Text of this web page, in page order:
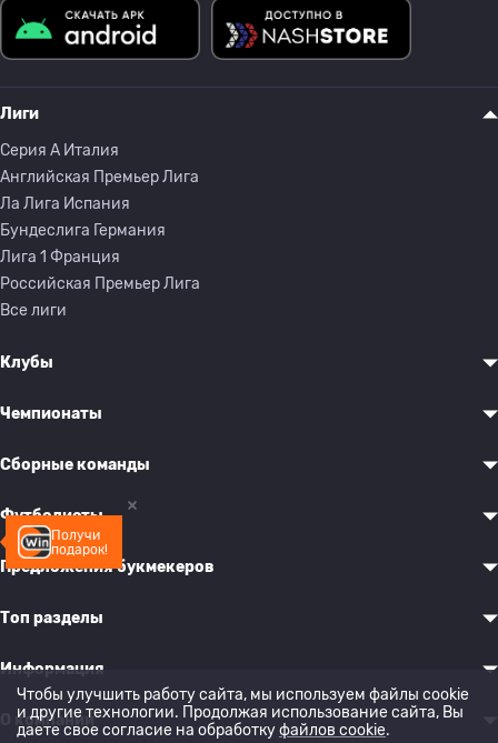
Получи
подарок!
Лиги
Серия A Италия
Английская Премьер Лига
Ла Лига Испания
Бундеслига Германия
Лига 1 Франция
Российская Премьер Лига
Все лиги
Клубы
Чемпионаты
Сборные команды
Футболисты
Предложения букмекеров
Топ разделы
Информация
О компании
Чтобы улучшить работу сайта, мы используем файлы cookie
и другие технологии. Продолжая использование сайта, Вы
даете свое согласие на обработкуфайлов cookie.